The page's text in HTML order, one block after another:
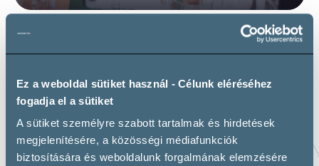
Ez a weboldal sütiket használ - Célunk eléréséhez
fogadja el a sütiket
A sütiket személyre szabott tartalmak és hirdetések
megjelenítésére, a közösségi médiafunkciók
biztosítására és weboldalunk forgalmának elemzésére
Kapcsolódó borászatok